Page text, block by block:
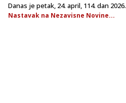
Danas je petak, 24. april, 114. dan 2026.
Nastavak na Nezavisne Novine...